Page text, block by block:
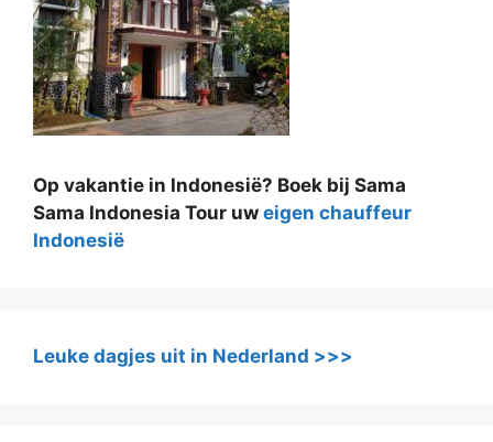
Op vakantie in Indonesië? Boek bij Sama
Sama Indonesia Tour uw eigen chauffeur
Indonesië
Leuke dagjes uit in Nederland >>>